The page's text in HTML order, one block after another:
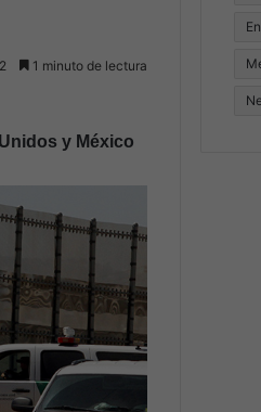
1 minuto de lectura
y México